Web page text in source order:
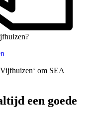
om SEA
een goede